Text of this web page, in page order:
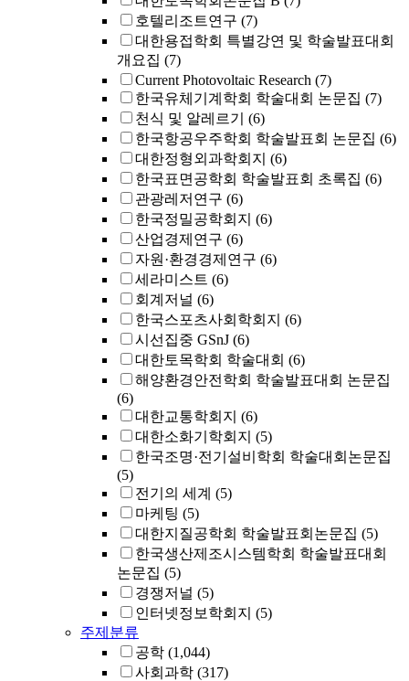
호텔리조트연구 (7)
대한용접학회 특별강연 및 학술발표대회
개요집 (7)
Current Photovoltaic Research (7)
한국유체기계학회 학술대회 논문집 (7)
천식 및 알레르기
(6)
한국항공우주학회 학술발표회 논문집 (6)
대한정형외과학회지 (6)
한국표면공학회 학술발표회 초록집 (6)
관광레저연구 (6)
한국정밀공학회지 (6)
산업경제연구 (6)
자원·환경경제연구 (6)
세라미스트 (6)
회계저널 (6)
한국스포츠사회학회지 (6)
시선집중 GSnJ (6)
대한토목학회 학술대회 (6)
해양환경안전학회 학술발표대회 논문집
(6)
대한교통학회지 (6)
대한소화기학회지 (5)
한국조명·전기설비학회 학술대회논문집
(5)
전기의 세계 (5)
마케팅 (5)
대한지질공학회 학술발표회논문집 (5)
한국생산제조시스템학회 학술발표대회
논문집 (5)
경쟁저널 (5)
인터넷정보학회지 (5)
주제분류
공학 (1,044)
사회과학 (317)